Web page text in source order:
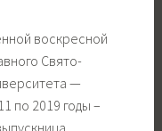
воскресной
Свято-
—
по 2019 годы –